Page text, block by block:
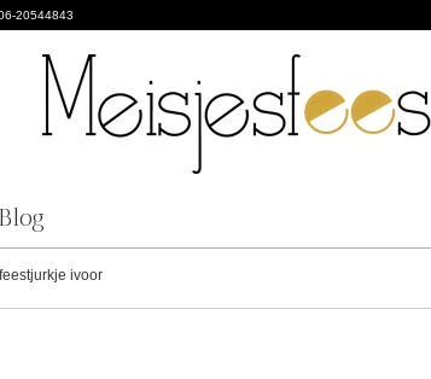
20544843
Blog
feestjurkje ivoor